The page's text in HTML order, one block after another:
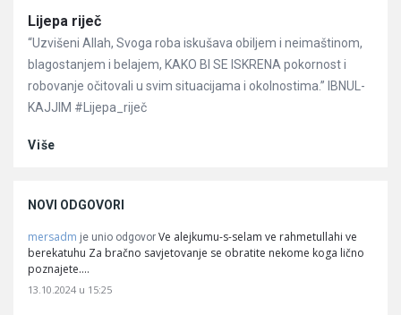
Članci
Lijepa riječ
“Uzvišeni Allah, Svoga roba iskušava obiljem i neimaštinom,
blagostanjem i belajem, KAKO BI SE ISKRENA pokornost i
robovanje očitovali u svim situacijama i okolnostima.” IBNUL-
KAJJIM #Lijepa_riječ
Više
NOVI ODGOVORI
mersadm je unio odgovor Ve alejkumu-s-selam ve rahmetullahi ve
berekatuhu Za bračno savjetovanje se obratite nekome koga lično
poznajete.…
13.10.2024 u 15:25